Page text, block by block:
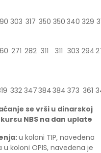
303 317 350 350 340 329
271 282 311 311 303 294
332 347384384 373 361
se vrši u dinarskoj
NBS na dan uplate
u koloni TIP, navedena
koloni OPIS, navedena je